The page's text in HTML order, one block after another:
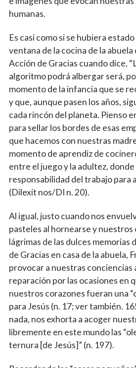
humanas.
Es casi como si se hubiera
ventana de la cocina de la
Acción de Gracias cuando dice,
algoritmo podrá albergar será,
momento de la infancia que se
y que, aunque pasen los años,
cada rincón del planeta. Pienso
para sellar los bordes de esas
que hacemos con nuestras
momento de aprendiz de
entre el juego y la adultez, donde
responsabilidad del trabajo para
(Dilexit nos/DI n. 20).
Al igual, justo cuando nos
pasteles al hornearse y nuestros
lágrimas de las dulces memorias
de Gracias en casa de la abuela,
provocar a nuestras conciencias
reparación por las ocasiones en
nuestros corazones fueran una
para Jesús (n. 17; ver también.
nada, nos exhorta a acoger
libremente en este mundo las
ternura [de Jesús]” (n. 197).